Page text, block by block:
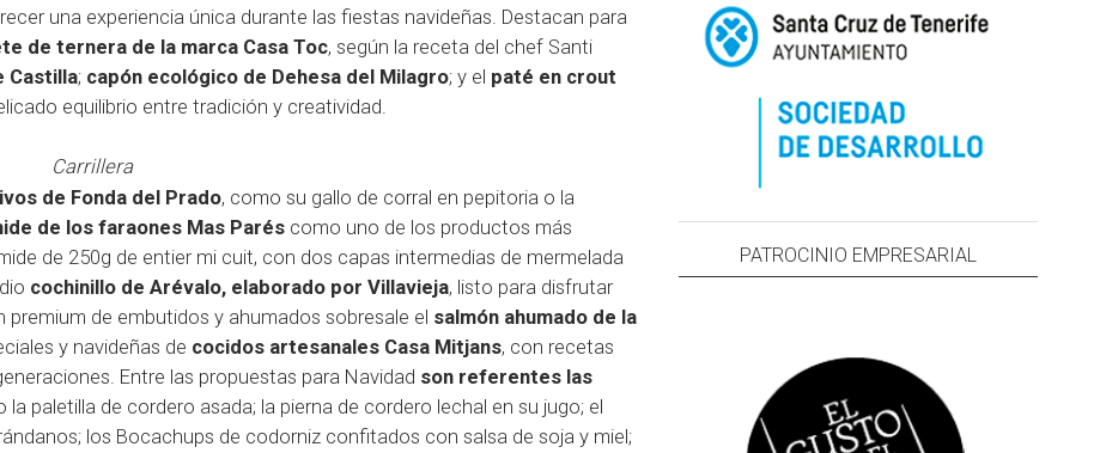
una experiencia única durante las fiestas navideñas. Destacan para
de ternera de la marca Casa Toc, según la receta del chef Santi
Castilla; capón ecológico de Dehesa del Milagro; y el paté en crout
equilibrio entre tradición y creatividad.
Carrillera
de Fonda del Prado, como su gallo de corral en pepitoria o la
de los faraones Mas Parés como uno de los productos más
de 250g de entier mi cuit, con dos capas intermedias de mermelada
cochinillo de Arévalo, elaborado por Villavieja, listo para disfrutar
de embutidos y ahumados sobresale el salmón ahumado de la
y navideñas de cocidos artesanales Casa Mitjans, con recetas
Entre las propuestas para Navidad son referentes las
la paletilla de cordero asada; la pierna de cordero lechal en su jugo; el
los Bocachups de codorniz confitados con salsa de soja y miel;
PATROCINIO EMPRESARIAL